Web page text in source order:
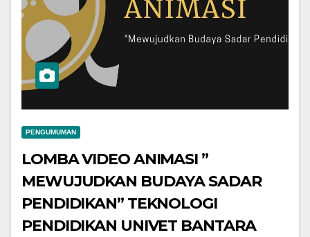
PENGUMUMAN
LOMBA VIDEO ANIMASI ”
MEWUJUDKAN BUDAYA SADAR
PENDIDIKAN” TEKNOLOGI
PENDIDIKAN UNIVET BANTARA